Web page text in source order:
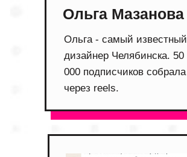
Ольга Мазанова
Ольга - самый известный
дизайнер Челябинска. 50
000 подписчиков собрала
через reels.